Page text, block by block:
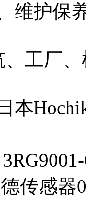
维护保
工厂
本
传感器